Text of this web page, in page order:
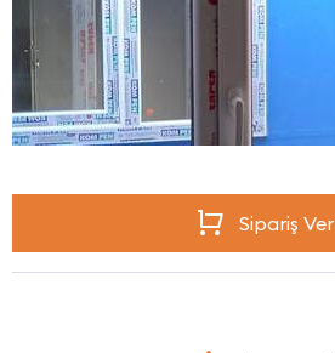
Sipariş Ver